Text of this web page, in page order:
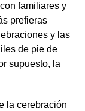
familiares y
prefieras
y las
de pie de
supuesto, la
la cerebración